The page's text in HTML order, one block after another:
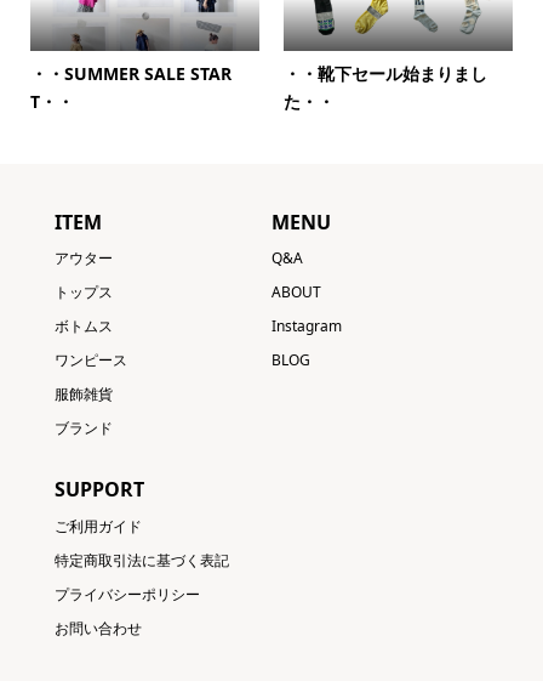
・・SUMMER SALE STAR
T・・
・・靴下セール始まりまし
た・・
ITEM
アウター
トップス
ボトムス
ワンピース
服飾雑貨
ブランド
MENU
Q&A
ABOUT
Instagram
BLOG
SUPPORT
ご利用ガイド
特定商取引法に基づく表記
プライバシーポリシー
お問い合わせ